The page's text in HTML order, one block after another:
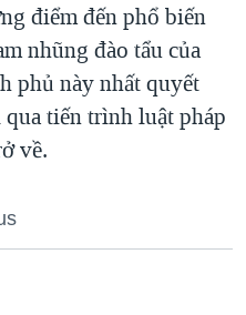
điểm đến phổ biến
nhũng đào tẩu của
phủ này nhất quyết
tiến trình luật pháp
về.